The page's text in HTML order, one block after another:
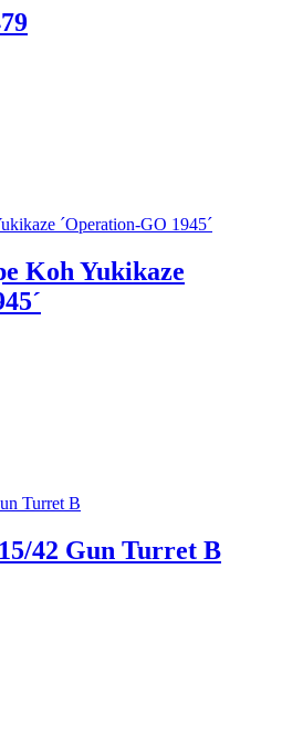
Koh Yukikaze
42 Gun Turret B